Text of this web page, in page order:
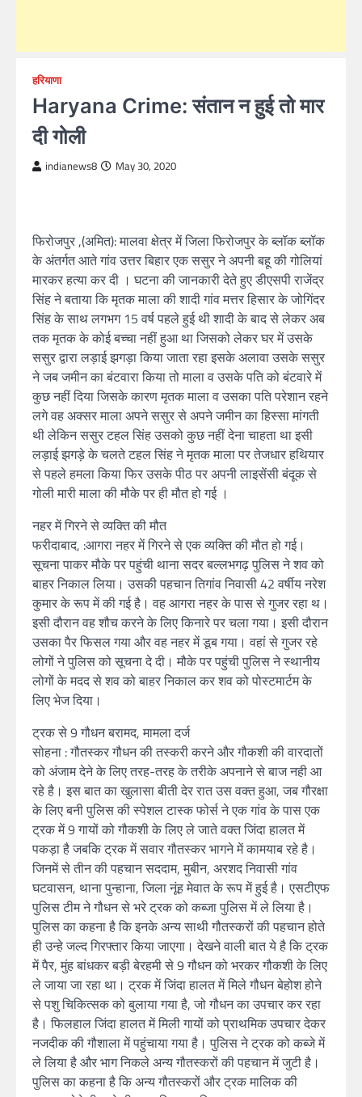
हरियाणा
Haryana Crime: संतान न हुई तो मार
दी गोली
indianews8 May 30, 2020
फिरोजपुर ,(अमित): मालवा क्षेत्र में जिला फिरोजपुर के ब्लॉक ब्लॉक
के अंतर्गत आते गांव उत्तर बिहार एक ससुर ने अपनी बहू की गोलियां
मारकर हत्या कर दी । घटना की जानकारी देते हुए डीएसपी राजेंद्र
सिंह ने बताया कि मृतक माला की शादी गांव मत्तर हिसार के जोगिंदर
सिंह के साथ लगभग 15 वर्ष पहले हुई थी शादी के बाद से लेकर अब
तक मृतक के कोई बच्चा नहीं हुआ था जिसको लेकर घर में उसके
ससुर द्वारा लड़ाई झगड़ा किया जाता रहा इसके अलावा उसके ससुर
ने जब जमीन का बंटवारा किया तो माला व उसके पति को बंटवारे में
कुछ नहीं दिया जिसके कारण मृतक माला व उसका पति परेशान रहने
लगे वह अक्सर माला अपने ससुर से अपने जमीन का हिस्सा मांगती
थी लेकिन ससुर टहल सिंह उसको कुछ नहीं देना चाहता था इसी
लड़ाई झगड़े के चलते टहल सिंह ने मृतक माला पर तेजधार हथियार
से पहले हमला किया फिर उसके पीठ पर अपनी लाइसेंसी बंदूक से
गोली मारी माला की मौके पर ही मौत हो गई ।
नहर में गिरने से व्यक्ति की मौत
फरीदाबाद, :आगरा नहर में गिरने से एक व्यक्ति की मौत हो गई।
सूचना पाकर मौके पर पहुंची थाना सदर बल्लभगढ़ पुलिस ने शव को
बाहर निकाल लिया। उसकी पहचान तिगांव निवासी 42 वर्षीय नरेश
कुमार के रूप में की गई है। वह आगरा नहर के पास से गुजर रहा थ।
इसी दौरान वह शौच करने के लिए किनारे पर चला गया। इसी दौरान
उसका पैर फिसल गया और वह नहर में डूब गया। वहां से गुजर रहे
लोगों ने पुलिस को सूचना दे दी। मौके पर पहुंची पुलिस ने स्थानीय
लोगों के मदद से शव को बाहर निकाल कर शव को पोस्टमार्टम के
लिए भेज दिया।
ट्रक से 9 गौधन बरामद, मामला दर्ज
सोहना : गौतस्कर गौधन की तस्करी करने और गौकशी की वारदातों
को अंजाम देने के लिए तरह-तरह के तरीके अपनाने से बाज नही आ
रहे है। इस बात का खुलासा बीती देर रात उस वक्त हुआ, जब गौरक्षा
के लिए बनी पुलिस की स्पेशल टास्क फोर्स ने एक गांव के पास एक
ट्रक में 9 गायों को गौकशी के लिए ले जाते वक्त जिंदा हालत में
पकड़ा है जबकि ट्रक में सवार गौतस्कर भागने में कामयाब रहे है।
जिनमें से तीन की पहचान सददाम, मुबीन, अरशद निवासी गांव
घटवासन, थाना पुन्हाना, जिला नूंह मेवात के रूप में हुई है। एसटीएफ
पुलिस टीम ने गौधन से भरे ट्रक को कब्जा पुलिस में ले लिया है।
पुलिस का कहना है कि इनके अन्य साथी गौतस्करों की पहचान होते
ही उन्हे जल्द गिरफ्तार किया जाएगा। देखने वाली बात ये है कि ट्रक
में पैर, मुंह बांधकर बड़ी बेरहमी से 9 गौधन को भरकर गौकशी के लिए
ले जाया जा रहा था। ट्रक में जिंदा हालत में मिले गौधन बेहोश होने
से पशु चिकित्सक को बुलाया गया है, जो गौधन का उपचार कर रहा
है। फिलहाल जिंदा हालत में मिली गायों को प्राथमिक उपचार देकर
नजदीक की गौशाला में पहुंचाया गया है। पुलिस ने ट्रक को कब्जे में
ले लिया है और भाग निकले अन्य गौतस्करों की पहचान में जुटी है।
पुलिस का कहना है कि अन्य गौतस्करों और ट्रक मालिक की